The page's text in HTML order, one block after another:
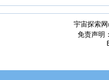
宇宙探索
免责声明